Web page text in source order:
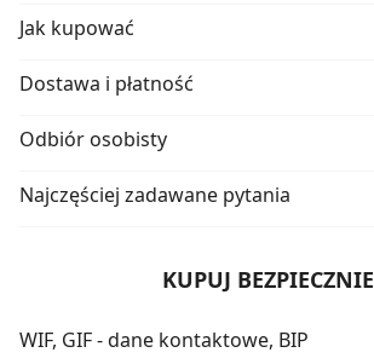
Jak kupować
Dostawa i płatność
Odbiór osobisty
Najczęściej zadawane pytania
KUPUJ BEZPIECZNIE
WIF, GIF - dane kontaktowe, BIP